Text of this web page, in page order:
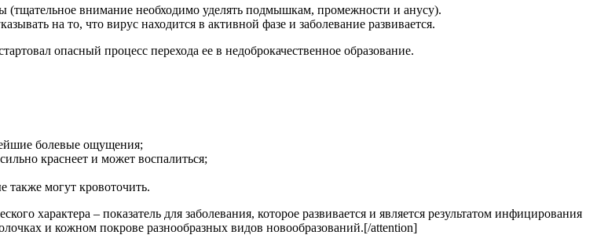
внимание необходимо уделять подмышкам, промежности и анусу).
на то, что вирус находится в активной фазе и заболевание развивается.
опасный процесс перехода ее в недоброкачественное образование.
болевые ощущения;
краснеет и может воспалиться;
также могут кровоточить.
характера – показатель для заболевания, которое развивается и является результатом инфицирования
и кожном покрове разнообразных видов новообразований.[/attention]